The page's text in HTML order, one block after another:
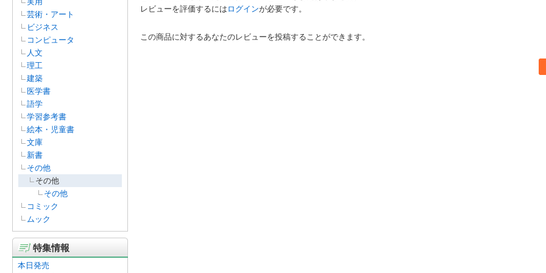
芸術・アート
ビジネス
コンピュータ
人文
理工
建築
医学書
語学
学習参考書
絵本・児童書
文庫
新書
その他
その他
その他
コミック
ムック
特集情報
本日発売
レビューを評価するには ログインが必要です。
この商品に対するあなたのレビューを投稿することができます。